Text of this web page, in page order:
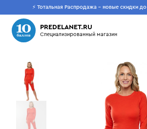
⚡ Тотальная Распродажа - новые скидки до
PREDELANET.RU
Специализированный магазин
Пусто
Что будем искать?